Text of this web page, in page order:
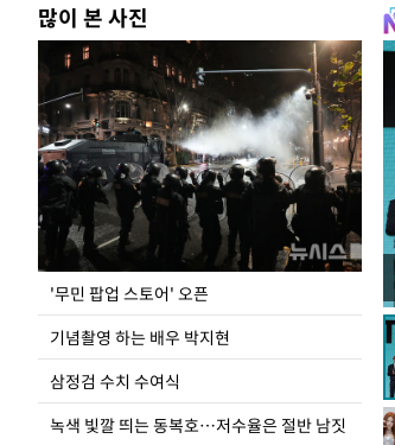
많이 본 사진
'무민 팝업 스토어' 오픈
기념촬영 하는 배우 박지현
삼정검 수치 수여식
녹색 빛깔 띄는 동복호…저수율은 절반 남짓